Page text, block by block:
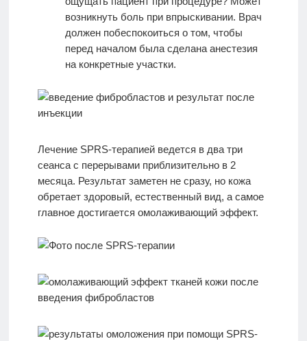
возникнуть боль при впрыскивании. Врач
должен побеспокоиться о том, чтобы
перед началом была сделана анестезия
на конкретные участки.
Лечение SPRS-терапией ведется в два три
сеанса с перерывами приблизительно в 2
месяца. Результат заметен не сразу, но кожа
обретает здоровый, естественный вид, а самое
главное достигается омолаживающий эффект.